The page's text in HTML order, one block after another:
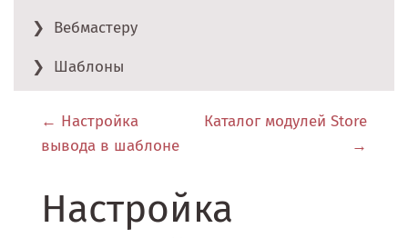
Вебмастеру
Шаблоны
Настройка
вывода в шаблоне
Каталог модулей Store
Настройка